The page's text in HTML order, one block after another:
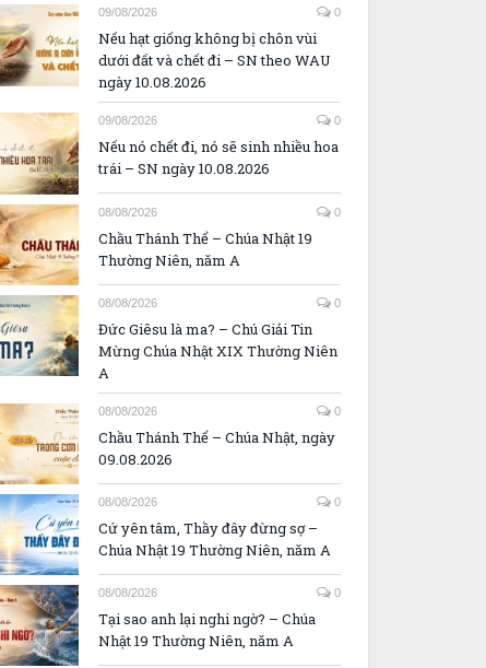
09/08/2026 0
Nếu hạt giống không bị chôn vùi
dưới đất và chết đi – SN theo WAU
ngày 10.08.2026
09/08/2026 0
Nếu nó chết đi, nó sẽ sinh nhiều hoa
trái – SN ngày 10.08.2026
08/08/2026 0
Chầu Thánh Thể – Chúa Nhật 19
Thường Niên, năm A
08/08/2026 0
Đức Giêsu là ma? – Chú Giải Tin
Mừng Chúa Nhật XIX Thường Niên
A
08/08/2026 0
Chầu Thánh Thể – Chúa Nhật, ngày
09.08.2026
08/08/2026 0
Cứ yên tâm, Thầy đây đừng sợ –
Chúa Nhật 19 Thường Niên, năm A
08/08/2026 0
Tại sao anh lại nghi ngờ? – Chúa
Nhật 19 Thường Niên, năm A